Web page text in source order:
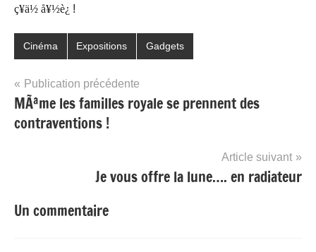
ç¥ä½ å¥½è¿ !
Cinéma Expositions Gadgets
Navigation
de
l’article
Publication précédente
MÃªme les familles royale se prennent des
contraventions !
Article suivant
Je vous offre la lune…. en radiateur
Un commentaire